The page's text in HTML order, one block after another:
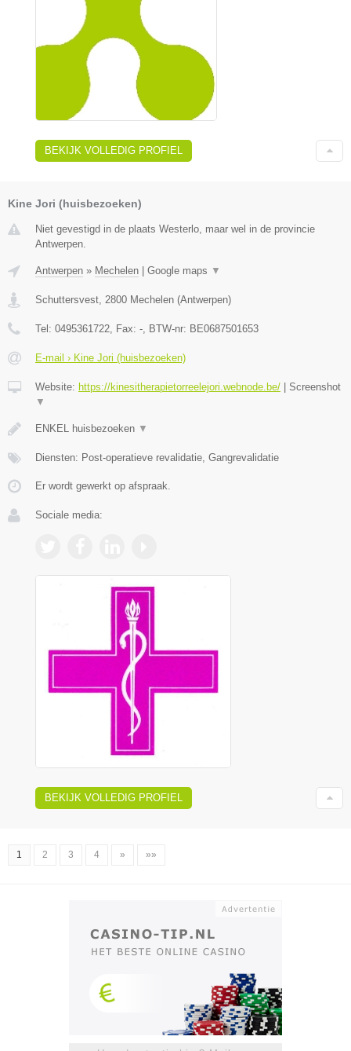
BEKIJK VOLLEDIG PROFIEL
Kine Jori (huisbezoeken)
Niet gevestigd in de plaats Westerlo, maar wel in de provincie
Antwerpen.
Antwerpen » Mechelen Google maps ▼
Schuttersvest, 2800 Mechelen (Antwerpen)
Tel: 0495361722, Fax: -, BTW-nr: BE0687501653
E-mail › Kine Jori (huisbezoeken)
Website: https://kinesitherapietorreelejori.webnode.be/
Screenshot
▼
ENKEL huisbezoeken ▼
Diensten: Post-operatieve revalidatie, Gangrevalidatie
Er wordt gewerkt op afspraak.
Sociale media:
BEKIJK VOLLEDIG PROFIEL
1 2 3 4 » »»